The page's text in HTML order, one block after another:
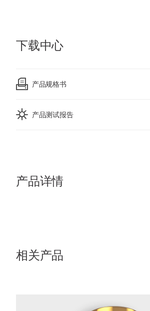
下载中心
产品规格书
产品测试报告
产品详情
相关产品